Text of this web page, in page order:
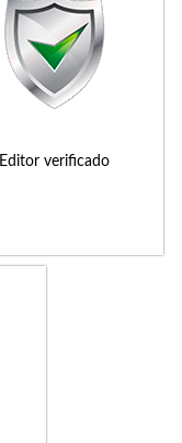
Editor verificado